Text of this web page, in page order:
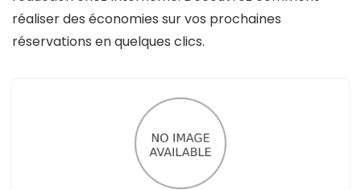
réaliser des économies sur vos prochaines
réservations en quelques clics.